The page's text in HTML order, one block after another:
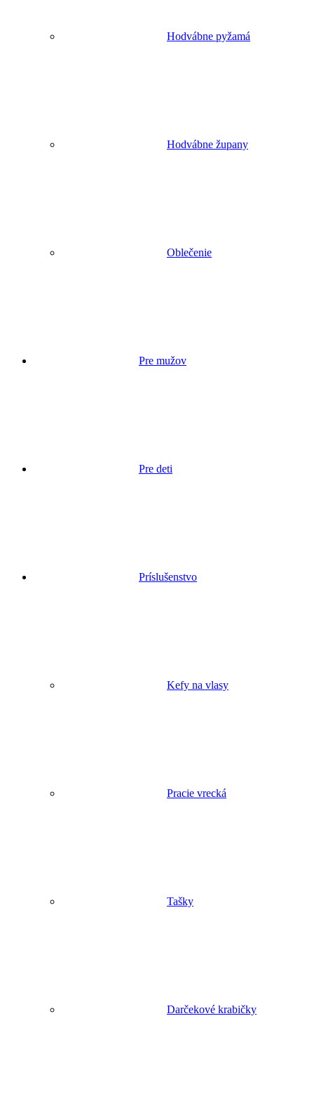
Hodvábne pyžamá
Hodvábne župany
Oblečenie
Pre mužov
Pre deti
Príslušenstvo
Kefy na vlasy
Pracie vrecká
Tašky
Darčekové krabičky